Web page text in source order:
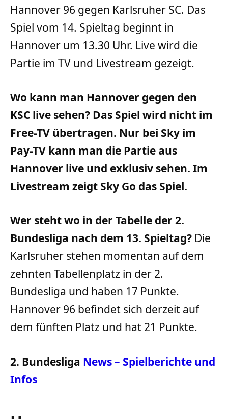
Hannover 96 gegen Karlsruher SC. Das
Spiel vom 14. Spieltag beginnt in
Hannover um 13.30 Uhr. Live wird die
Partie im TV und Livestream gezeigt.
Wo kann man Hannover gegen den
KSC live sehen? Das Spiel wird nicht im
Free-TV übertragen. Nur bei Sky im
Pay-TV kann man die Partie aus
Hannover live und exklusiv sehen. Im
Livestream zeigt Sky Go das Spiel.
Wer steht wo in der Tabelle der 2.
Bundesliga nach dem 13. Spieltag? Die
Karlsruher stehen momentan auf dem
zehnten Tabellenplatz in der 2.
Bundesliga und haben 17 Punkte.
Hannover 96 befindet sich derzeit auf
dem fünften Platz und hat 21 Punkte.
2. Bundesliga News – Spielberichte und
Infos